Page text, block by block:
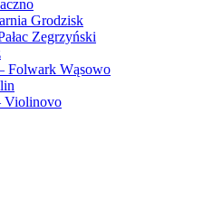
Grodzisk
Zegrzyński
Folwark Wąsowo
Violinovo